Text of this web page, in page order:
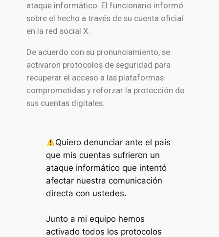
ataque informático. El funcionario informó
sobre el hecho a través de su cuenta oficial
en la red social X.
De acuerdo con su pronunciamiento, se
activaron protocolos de seguridad para
recuperar el acceso a las plataformas
comprometidas y reforzar la protección de
sus cuentas digitales.
Quiero denunciar ante el país
que mis cuentas sufrieron un
ataque informático que intentó
afectar nuestra comunicación
directa con ustedes.
Junto a mi equipo hemos
activado todos los protocolos